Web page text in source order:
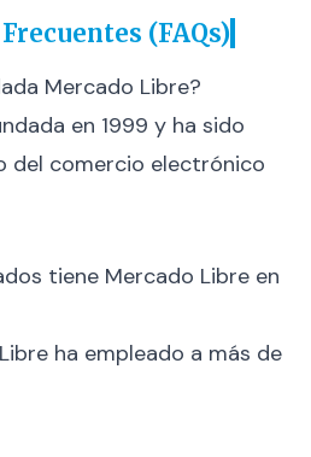
(FAQs)
Mercado Libre?
en 1999 y ha sido
del comercio electrónico
tiene Mercado Libre en
ha empleado a más de